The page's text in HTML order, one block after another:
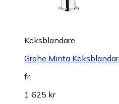
Köksblandare
Grohe Minta
fr.
1 625 kr